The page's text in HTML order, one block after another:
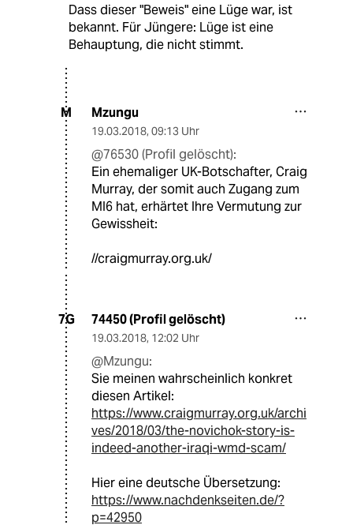
Dass dieser "Beweis" eine Lüge war, ist
bekannt. Für Jüngere: Lüge ist eine
Behauptung, die nicht stimmt.
M Mzungu
19.03.2018, 09:13 Uhr
@76530 (Profil gelöscht):
Ein ehemaliger UK-Botschafter, Craig
Murray, der somit auch Zugang zum
MI6 hat, erhärtet Ihre Vermutung zur
Gewissheit:
//craigmurray.org.uk/
7G 74450 (Profil gelöscht)
19.03.2018, 12:02 Uhr
@Mzungu:
Sie meinen wahrscheinlich konkret
diesen Artikel:
https://www.craigmurray.org.uk/archi
ves/2018/03/the-novichok-story-is-
indeed-another-iraqi-wmd-scam/
Hier eine deutsche Übersetzung:
https://www.nachdenkseiten.de/?
p=42950